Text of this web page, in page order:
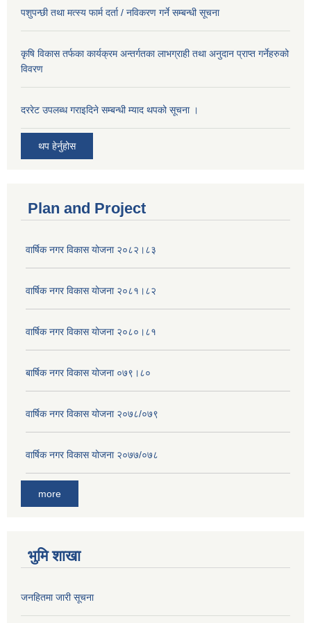
पशुपन्छी तथा मत्स्य फार्म दर्ता / नविकरण गर्ने सम्बन्धी सूचना
कृषि विकास तर्फका कार्यक्रम अन्तर्गतका लाभग्राही तथा अनुदान प्राप्त गर्नेहरुको
विवरण
दररेट उपलब्ध गराइदिने सम्बन्धी म्याद थपको सूचना ।
थप हेर्नुहोस
Plan and Project
वार्षिक नगर विकास योजना २०८२।८३
वार्षिक नगर विकास योजना २०८१।८२
वार्षिक नगर विकास योजना २०८०।८१
बार्षिक नगर विकास योजना ०७९।८०
वार्षिक नगर विकास योजना २०७८/०७९
वार्षिक नगर विकास योजना २०७७/०७८
more
भुमि शाखा
जनहितमा जारी सूचना